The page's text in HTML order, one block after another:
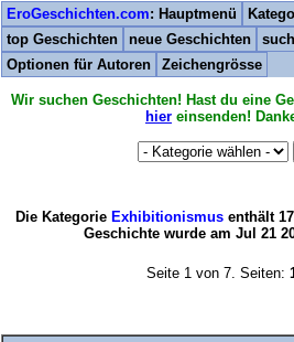
EroGeschichten.com: Hauptmenü
top Geschichten
neue Geschichten
Optionen für Autoren
Zeichengrösse
Wir suchen Geschichten! Hast du eine
hier einsenden!
Die Kategorie Exhibitionismusenthält
Geschichte wurde am Jul 21
Seite 1 von 7. Seiten: